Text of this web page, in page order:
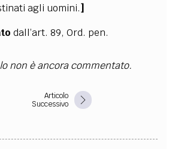
agli uomini.]
dall’art. 89, Ord. pen.
non è ancora commentato.
Articolo
Successivo